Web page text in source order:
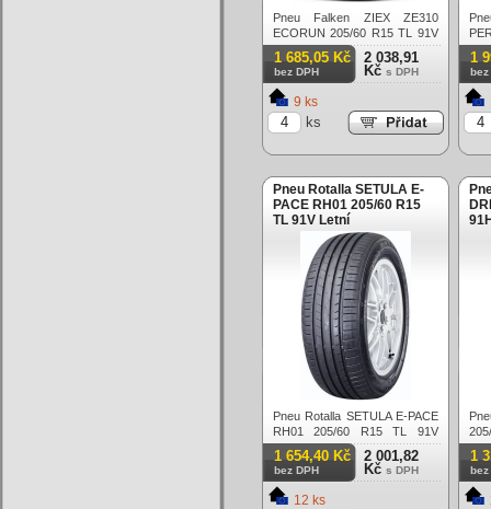
Pneu Falken ZIEX ZE310
ECORUN 205/60 R15 TL 91V
Letní
1 685,05 Kč
bez DPH
2 038,91
Kč s DPH
9 ks
ks
TL
1
bez
Pneu Rotalla SETULA E-
PACE RH01 205/60 R15
TL 91V Letní
Pneu Rotalla SETULA E-PACE
RH01 205/60 R15 TL 91V
Letní
1 654,40 Kč
bez DPH
2 001,82
Kč s DPH
12 ks
1
bez